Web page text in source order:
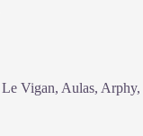
Le Vigan, Aulas,